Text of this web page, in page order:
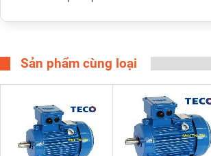
Sản phẩm cùng loại